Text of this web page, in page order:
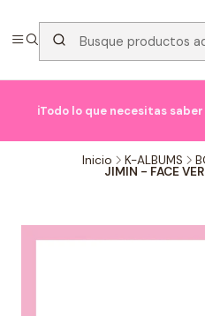
ℹ️Todo lo que necesitas
Inicio K-ALBUMS
JIMIN - FACE